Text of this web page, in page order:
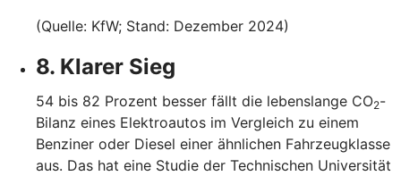
(Quelle: KfW; Stand: Dezember 2024)
8. Klarer Sieg
54 bis 82 Prozent besser fällt die lebenslange CO2-
Bilanz eines Elektroautos im Vergleich zu einem
Benziner oder Diesel einer ähnlichen Fahrzeugklasse
aus. Das hat eine Studie der Technischen Universität